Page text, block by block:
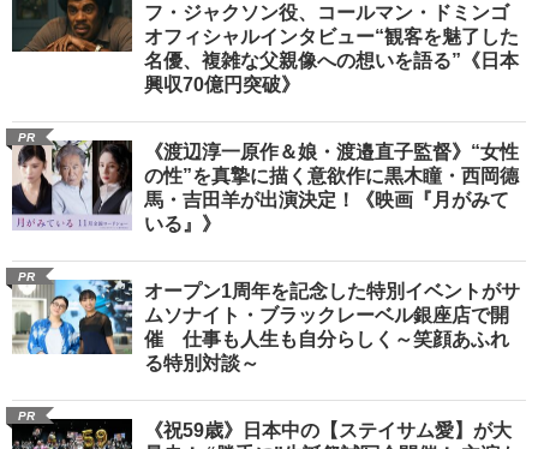
フ・ジャクソン役、コールマン・ドミンゴ
オフィシャルインタビュー“観客を魅了した
名優、複雑な父親像への想いを語る”《日本
興収70億円突破》
PR
《渡辺淳一原作＆娘・渡邉直子監督》“女性
の性”を真摯に描く意欲作に黒木瞳・西岡德
馬・吉田羊が出演決定！《映画『月がみて
いる』》
PR
オープン1周年を記念した特別イベントがサ
ムソナイト・ブラックレーベル銀座店で開
催 仕事も人生も自分らしく～笑顔あふれ
る特別対談～
PR
《祝59歳》日本中の【ステイサム愛】が大